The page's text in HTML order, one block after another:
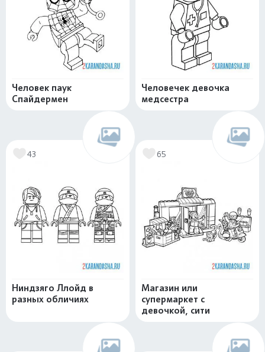
Человек паук
Спайдермен
Человечек девочка
медсестра
43
Ниндзяго Ллойд в
разных обличиях
65
Магазин или
супермаркет с
девочкой, сити